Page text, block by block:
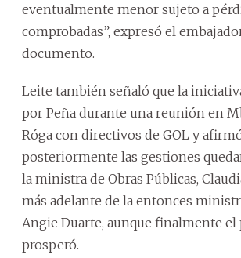
eventualmente menor sujeto a
comprobadas”, expresó el
documento.
Leite también señaló que la
por Peña durante una reunión en
Róga con directivos de GOL y
posteriormente las gestiones
la ministra de Obras Públicas,
más adelante de la entonces
Angie Duarte, aunque finalmente el
prosperó.